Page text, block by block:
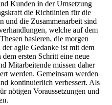
Kunden in der Umsetzung
die Richtlinien für die
und die Zusammenarbeit sind
welche auf dem
basieren, die morgen
agile Gedanke ist mit dem
dem ersten Schritt eine neue
Mitarbeitende müssen daher
werden. Gemeinsam werden
kontinuierlich verbessert. Als
nötigen Voraussetzungen und